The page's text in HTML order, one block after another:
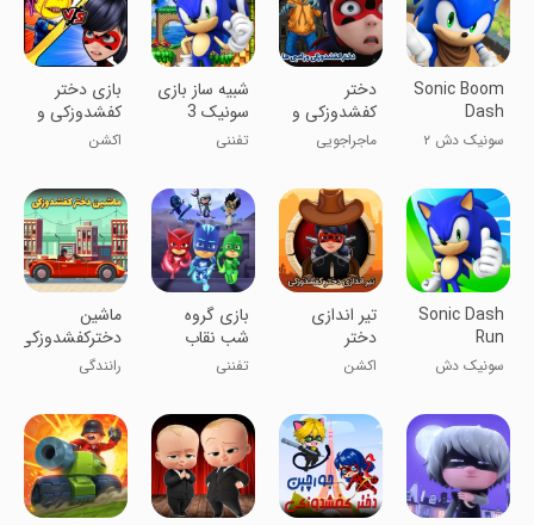
Sonic Boom
Dash
سونیک دش ۲
دختر
کفشدوزکی و
زامبی ها
ماجراجویی
شبیه ساز بازی
سونیک 3
کودکانه
تفننی
‏بازی دختر
کفشدوزکی و
زامبی ها
اکشن
Sonic Dash
Run
سونیک دش
تیر اندازی
دختر
کفشدوزکی
اکشن
بازی گروه
شب نقاب
بازی جدید
تفننی
ماشین
دخترکفشدوزکی
رانندگی